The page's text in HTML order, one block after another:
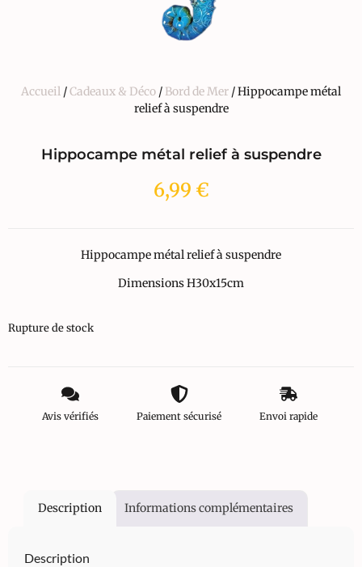
Accueil /Cadeaux & Déco / Bord de Mer / Hippocampe métal
relief à suspendre
Hippocampe métal relief à suspendre
6,99 €
Hippocampe métal relief à suspendre
Dimensions H30x15cm
Rupture de stock
Avis vérifiés Paiement sécurisé Envoi rapide
Description Informations complémentaires
Description